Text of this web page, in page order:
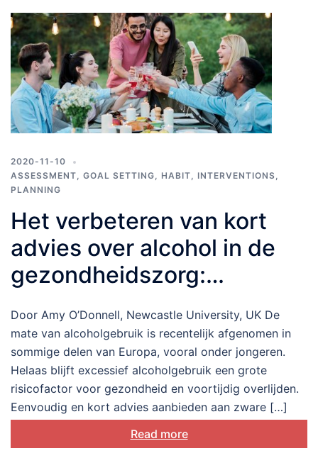
2020-11-10
ASSESSMENT, GOAL SETTING, HABIT, INTERVENTIONS,
PLANNING
Het verbeteren van kort
advies over alcohol in de
gezondheidszorg:
kanten van de praktijk tafel
Door Amy O’Donnell, Newcastle University, UK De
mate van alcoholgebruik is recentelijk afgenomen in
sommige delen van Europa, vooral onder jongeren.
Helaas blijft excessief alcoholgebruik een grote
risicofactor voor gezondheid en voortijdig overlijden.
Eenvoudig en kort advies aanbieden aan zware […]
Read more